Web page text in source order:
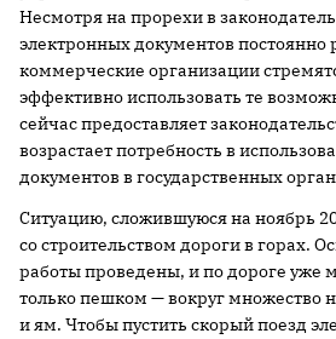
Несмотря на прорехи в
электронных документов постоянно
коммерческие организации
эффективно использовать те
сейчас предоставляет
возрастает потребность в
документов в государственных
Ситуацию, сложившуюся на ноябрь
со строительством дороги в горах.
работы проведены, и по дороге уже
только пешком — вокруг множество
и ям. Чтобы пустить скорый поезд